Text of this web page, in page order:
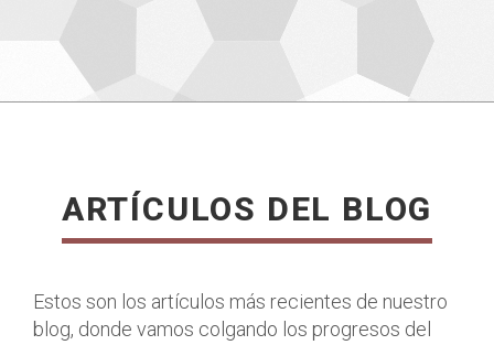
ARTÍCULOS DEL BLOG
Estos son los artículos más recientes de nuestro
blog, donde vamos colgando los progresos del